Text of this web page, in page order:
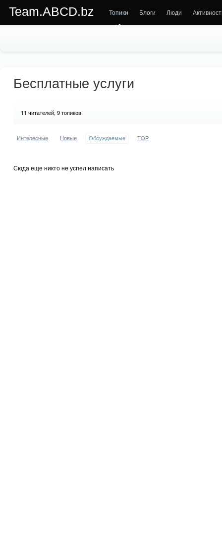
Team.ABCD.bz Топики Блоги Люди
Бесплатные услуги
11 читателей, 9 топиков
Интересные Новые Обсуждаемые TOP
Сюда еще никто не успел написать